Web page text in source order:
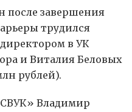
после завершения
трудился
в УК
и Виталия Беловых
рублей).
Владимир